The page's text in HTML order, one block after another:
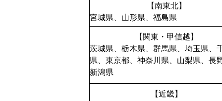
【南東北】
宮城県、山形県、福島県
【関東・甲信越】
茨城県、栃木県、群馬県、埼玉県、
県、東京都、神奈川県、山梨県、長
新潟県
【近畿】